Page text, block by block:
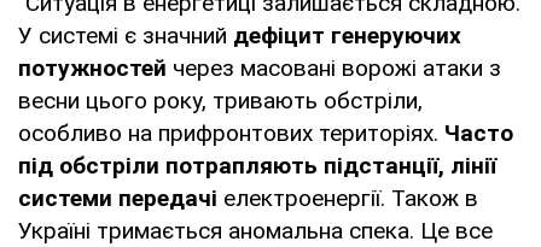
Київська
область
https://www.dtek-krem.com.ua/ua/
Кіровоградська
область
https://kiroe.com.ua/electricity-
Львів та
(лише в
кабінеті)
У системі є значний дефіцит генеруючих
потужностей через масовані ворожі атаки з
весни цього року, тривають обстріли,
особливо на прифронтових територіях. Часто
під обстріли потрапляють підстанції, лінії
системи передачі електроенергії. Також в
Україні тримається аномальна спека. Це все